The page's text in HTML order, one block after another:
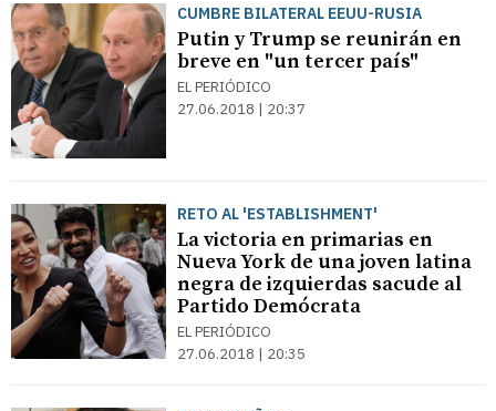
CUMBRE BILATERAL EEUU-RUSIA
Putin y Trump se reunirán en
breve en "un tercer país"
EL PERIÓDICO
27.06.2018 | 20:37
RETO AL 'ESTABLISHMENT'
La victoria en primarias en
Nueva York de una joven latina
negra de izquierdas sacude al
Partido Demócrata
EL PERIÓDICO
27.06.2018 | 20:35